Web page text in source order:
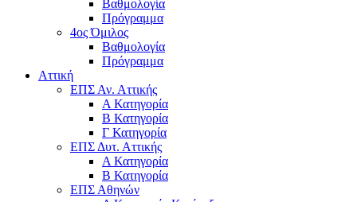
Βαθμολογία
Πρόγραμμα
4ος Όμιλος
Βαθμολογία
Πρόγραμμα
Αττική
ΕΠΣ Αν. Αττικής
Α Κατηγορία
Β Κατηγορία
Γ Κατηγορία
ΕΠΣ Δυτ. Αττικής
Α Κατηγορία
Β Κατηγορία
ΕΠΣ Αθηνών